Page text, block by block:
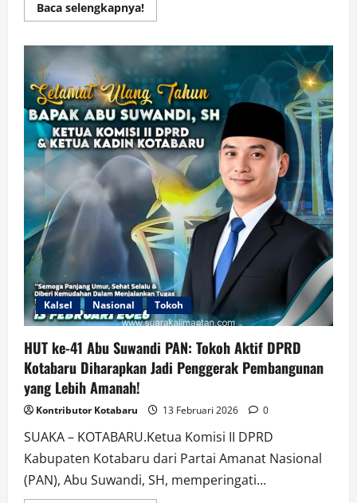
Baca selengkapnya!Read
more
Larinya
100
Ton
Kurma
Bantuan
Arab
Saudi?
Benarkan
Pernyataan
Menteri
Agama
ini?
Kalsel Nasional Tokoh
HUT ke-41 Abu Suwandi PAN: Tokoh Aktif DPRD
Kotabaru Diharapkan Jadi Penggerak Pembangunan
yang Lebih Amanah!
Kontributor Kotabaru 13 Februari 2026 0
SUAKA – KOTABARU.Ketua Komisi II DPRD
Kabupaten Kotabaru dari Partai Amanat Nasional
(PAN), Abu Suwandi, SH, memperingati...